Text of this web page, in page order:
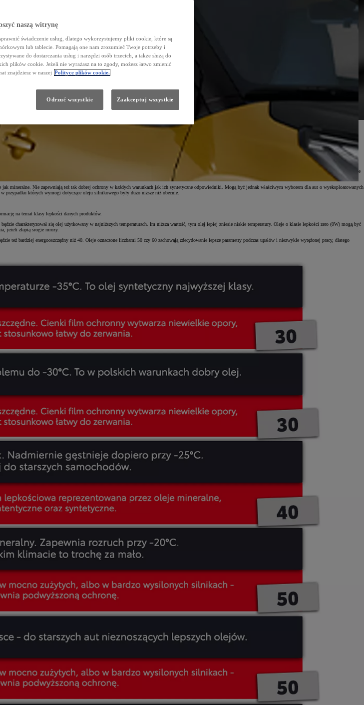
na oleju silnikowym? Czym są klasy lepkości? Czy olej syntetyczny jest zawsze lepszy od mineralnego? Odpowiedzi na te pytania znajdziecie w naszym
poradniku.
w wyniku syntezy chemicznej. Są to produkty wysokiej jakości, które zapewniają prawidłowe smarowanie silnika nawet w najniższych temperaturach. Oleje syntetyczne
powtarzalną i wysoką jakość. Są one stosowane w mocno wypracowanych silnikach oraz jednostkach starszej konstrukcji, gdzie zbyt „czysty” olej mógłby wypłukać substancje
mineralne. Nie zapewniają też tak dobrej ochrony w każdych warunkach jak ich syntetyczne odpowiedniki. Mogą być jednak właściwym wyborem dla aut o wyeksploatowanych
przypadku których wymogi dotyczące oleju silnikowego były dużo niższe niż obecnie.
na temat klasy lepkości danych produktów.
charakteryzował się olej użytkowany w najniższych temperaturach. Im niższa wartość, tym olej lepiej zniesie niskie temperatury. Oleje o klasie lepkości zero (0W) mogą być
jeżeli złapią srogie mrozy.
też bardziej energooszczędny niż 40. Oleje oznaczone liczbami 50 czy 60 zachowają zdecydowanie lepsze parametry podczas upałów i niezwykle wytężonej pracy, dlatego
naszą witrynę
świadczenie usług, dlatego wykorzystujemy pliki cookie, które są
lub tablecie. Pomagają one nam zrozumieć Twoje potrzeby i
do dostarczania usług i narzędzi osób trzecich, a także służą do
plików cookie. Jeżeli nie wyrażasz na to zgody, możesz łatwo zmienić
znajdziesz w naszej Polityce plików cookie.
Odrzuć wszystkie Zaakceptuj wszystkie